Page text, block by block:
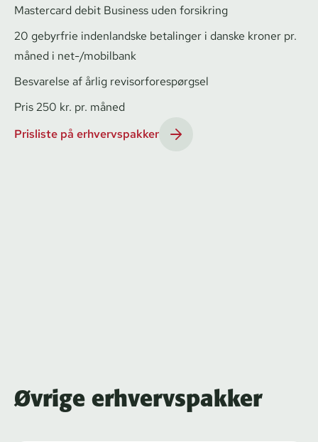
Mastercard debit Business uden forsikring
20 gebyrfrie indenlandske betalinger i danske kroner pr.
måned i net-/mobilbank
Besvarelse af årlig re­visor­fo­re­spørgsel
Pris 250 kr. pr. måned
Prisliste på erhvervspakker
Øvrige erhvervspakker